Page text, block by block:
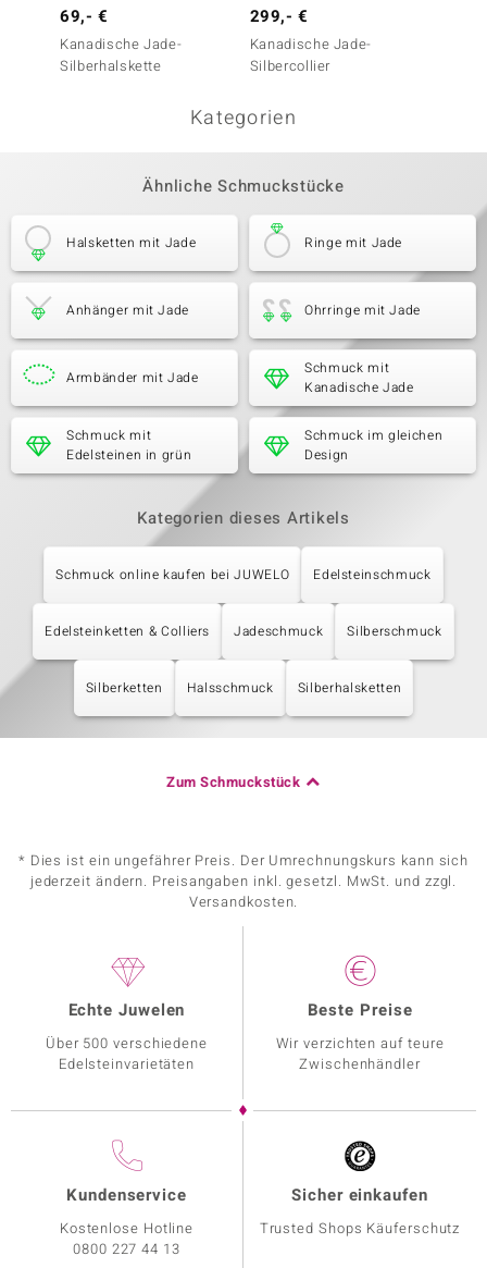
69,- €
Kanadische Jade-
Silberhalskette
299,- €
Kanadische Jade-
Silbercollier
Kategorien
Ähnliche Schmuckstücke
Halsketten mit Jade Ringe mit Jade
Anhänger mit Jade Ohrringe mit Jade
Armbänder mit Jade
Schmuck mit
Kanadische Jade
Schmuck mit
Edelsteinen in grün
Schmuck im gleichen
Design
Kategorien dieses Artikels
Schmuck online kaufen bei JUWELO Edelsteinschmuck
Edelsteinketten & Colliers Jadeschmuck Silberschmuck
Silberketten Halsschmuck Silberhalsketten
Zum Schmuckstück
* Dies ist ein ungefährer Preis. Der Umrechnungskurs kann sich
jederzeit ändern. Preisangaben inkl. gesetzl. MwSt. und zzgl.
Versandkosten.
Echte Juwelen
Über 500 verschiedene
Edelsteinvarietäten
Beste Preise
Wir verzichten auf teure
Zwischenhändler
Kundenservice
Kostenlose Hotline
0800 227 44 13
Sicher einkaufen
Trusted Shops Käuferschutz